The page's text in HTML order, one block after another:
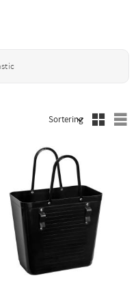
Välj sortering